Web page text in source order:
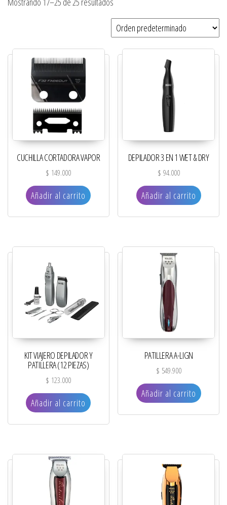
CUCHILLA CORTADORA VAPOR
$ 149.000
Añadir al carrito
DEPILADOR 3 EN 1 WET & DRY
$ 94.000
Añadir al carrito
KIT VIAJERO DEPILADOR Y
PATILLERA (12 PIEZAS)
$ 123.000
Añadir al carrito
PATILLERA A-LIGN
$ 549.900
Añadir al carrito